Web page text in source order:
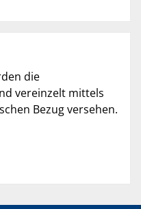
die
vereinzelt mittels
Bezug versehen.